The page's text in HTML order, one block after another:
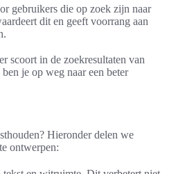
gebruikers die op zoek zijn naar
dit en geeft voorrang aan
scoort in de zoekresultaten van
je op weg naar een beter
Hieronder delen we
ontwerpen: